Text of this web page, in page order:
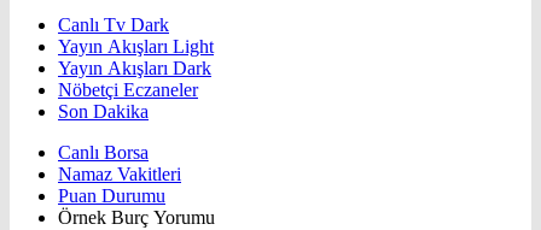
Canlı Tv Dark
Yayın Akışları Light
Yayın Akışları Dark
Nöbetçi Eczaneler
Son Dakika
Canlı Borsa
Namaz Vakitleri
Puan Durumu
Örnek Burç Yorumu